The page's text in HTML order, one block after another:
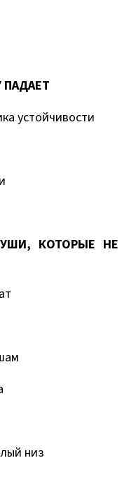
устойчивости
КОТОРЫЕ НЕ
низ